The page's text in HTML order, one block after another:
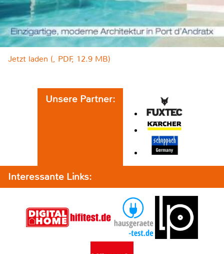
Jetzt laden (, PDF, 12.9 MB)
Unsere Partner:
Interessante Links: